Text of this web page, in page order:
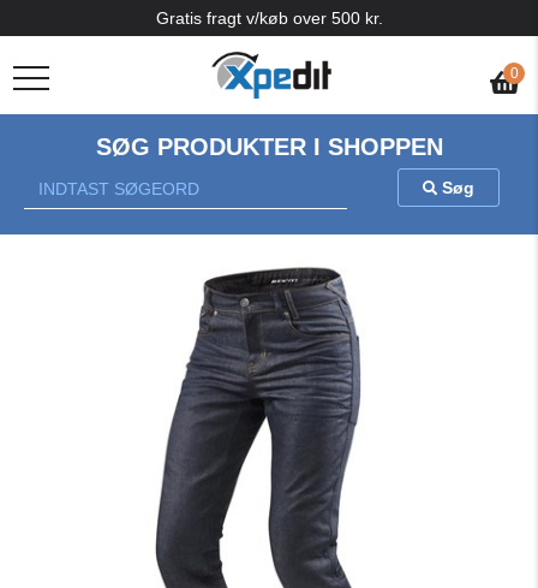
0
Gratis fragt v/køb over 500 kr.
SØG PRODUKTER I SHOPPEN
Søg